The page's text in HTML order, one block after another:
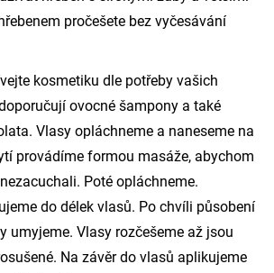
pročešete bez vyčesávání
kosmetiku dle potřeby vašich
ovocné šampony a také
Vlasy opláchneme a naneseme na
provádíme formou masáže, abychom
Poté opláchneme.
do délek vlasů. Po chvíli působení
umyjeme. Vlasy rozčešeme až jsou
Na závěr do vlasů aplikujeme